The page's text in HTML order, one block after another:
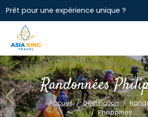
Prêt pour une expérience unique ?
Randonnées
Accueil Destination
Philippines
Previous